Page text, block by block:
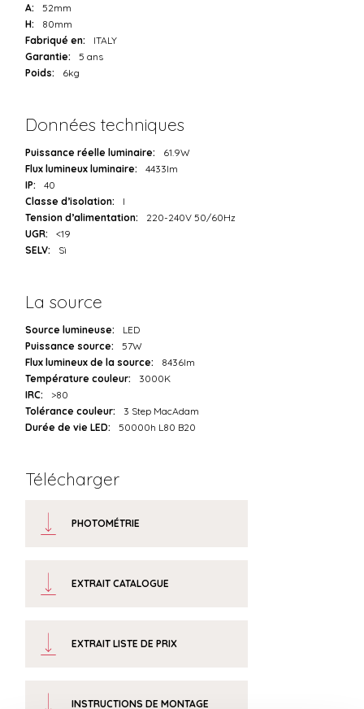
A:
52mm
H:
80mm
Fabriqué en:
ITALY
Garantie:
5 ans
Poids:
6kg
Données techniques
Puissance réelle luminaire:
61.9W
Flux lumineux luminaire:
4433lm
IP:
40
Classe d’isolation:
I
Tension d’alimentation:
220-240V 50/60Hz
UGR:
<19
SELV:
Sì
La source
Source lumineuse:
LED
Puissance source:
57W
Flux lumineux de la source:
8436lm
Température couleur:
3000K
IRC:
>80
Tolérance couleur:
3 Step MacAdam
Durée de vie LED:
50000h L80 B20
Télécharger
PHOTOMÉTRIE
EXTRAIT CATALOGUE
EXTRAIT LISTE DE PRIX
INSTRUCTIONS DE MONTAGE